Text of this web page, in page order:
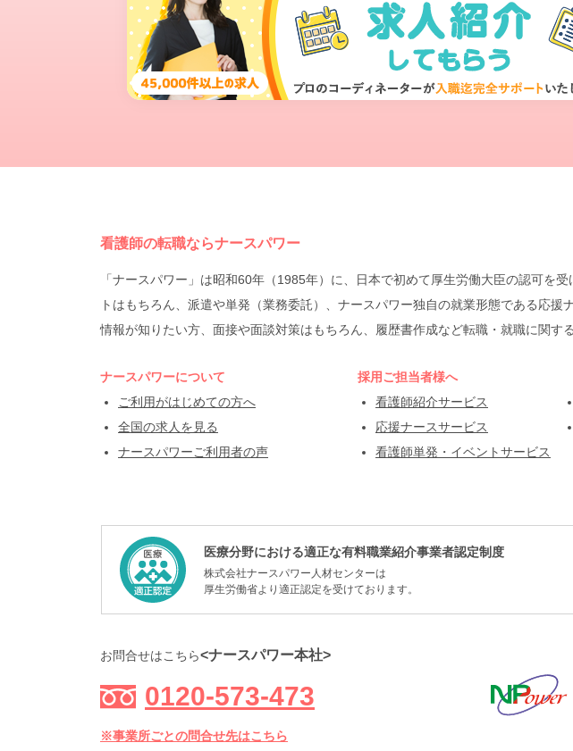
看護師の転職ならナースパワー
「ナースパワー」は昭和60年（1985年）に、日本で初めて厚生労働大臣の認可を
トはもちろん、派遣や単発（業務委託）、ナースパワー独自の就業形態である応
情報が知りたい方、面接や面談対策はもちろん、履歴書作成など転職・就職に関す
ナースパワーについて
ご利用がはじめての方へ
全国の求人を見る
ナースパワーご利用者の声
採用ご担当者様へ
看護師紹介サービス
応援ナースサービス
看護師単発・イベントサービス
医療分野における適正な有料職業紹介事業者認定制度
株式会社ナースパワー人材センターは
厚生労働省より適正認定を受けております。
お問合せはこちら<ナースパワー本社>
0120-573-473
※事業所ごとの問合せ先はこちら